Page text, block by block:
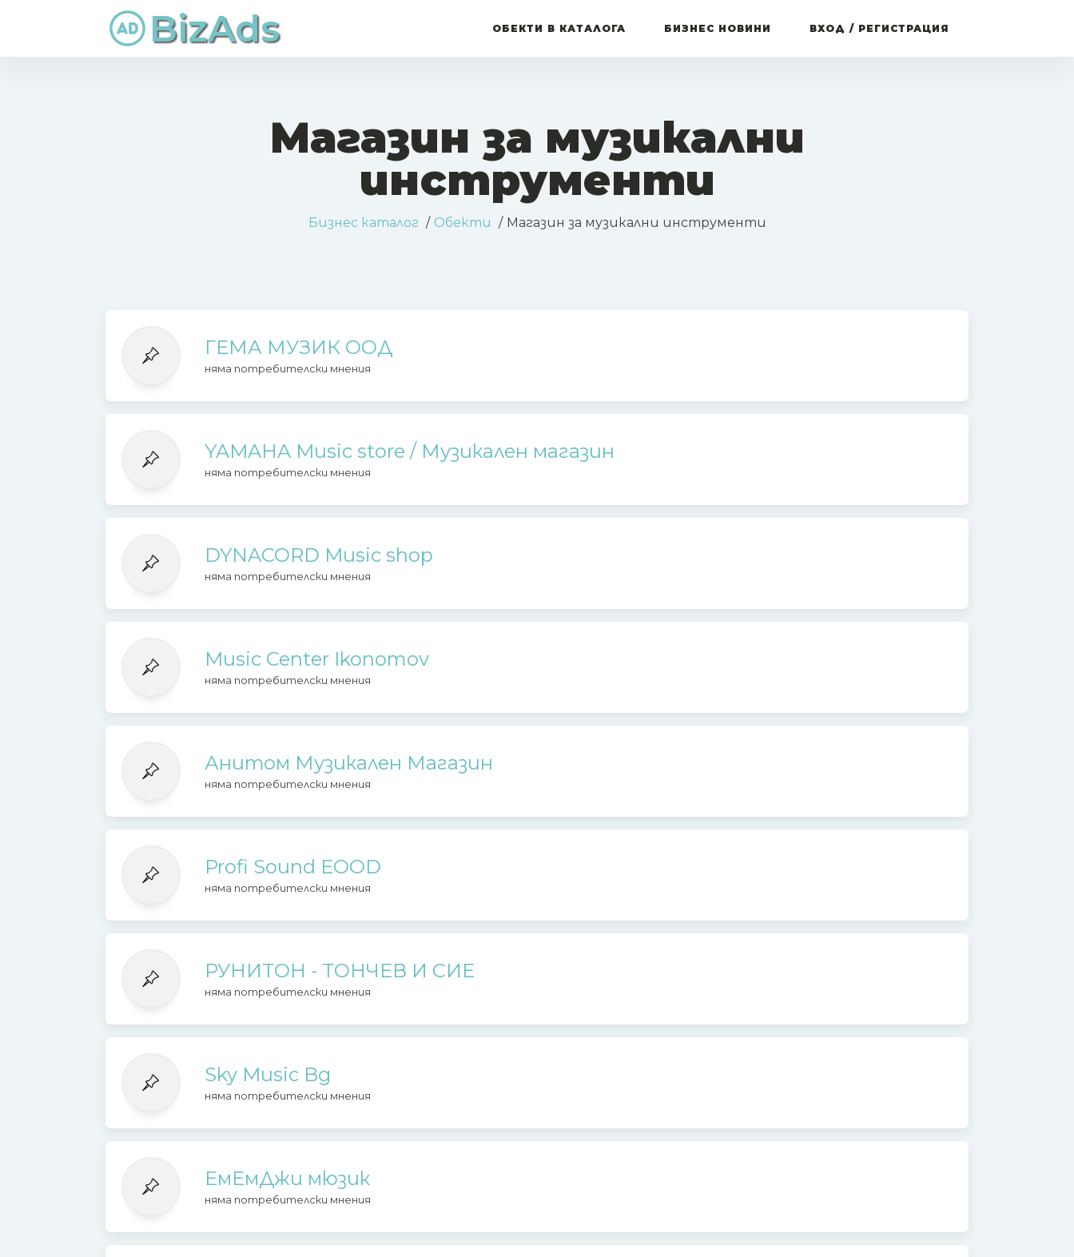
BizAds ОБЕКТИ В КАТАЛОГА БИЗНЕС НОВИНИ ВХОД / РЕГИСТРАЦИЯ
Магазин за музикални
инструменти
Бизнес каталог Обекти Магазин за музикални инструменти
ГЕМА МУЗИК ООД
няма потребителски мнения
YAMAHA Music store / Музикален магазин
няма потребителски мнения
DYNACORD Music shop
няма потребителски мнения
Music Center Ikonomov
няма потребителски мнения
Анитом Музикален Магазин
няма потребителски мнения
Profi Sound EOOD
няма потребителски мнения
РУНИТОН - ТОНЧЕВ И СИЕ
няма потребителски мнения
Sky Music Bg
няма потребителски мнения
ЕмЕмДжи мюзик
няма потребителски мнения